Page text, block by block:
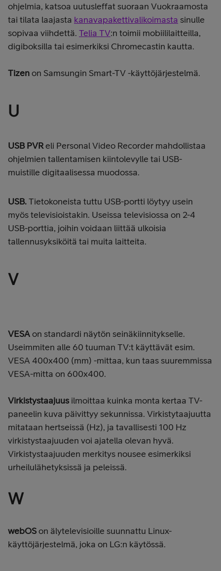
ohjelmia, katsoa uutusleffat suoraan Vuokraamosta
tai tilata laajasta kanavapakettivalikoimasta sinulle
sopivaa viihdettä. Telia TV:n toimii mobiililaitteilla,
digiboksilla tai esimerkiksi Chromecastin kautta.
Tizenon Samsungin Smart-TV -käyttöjärjestelmä.
U
USB PVReli Personal Video Recorder mahdollistaa
ohjelmien tallentamisen kiintolevylle tai USB-
muistille digitaalisessa muodossa.
USB.Tietokoneista tuttu USB-portti löytyy usein
myös televisioistakin. Useissa televisiossa on 2-4
USB-porttia, joihin voidaan liittää ulkoisia
tallennusyksiköitä tai muita laitteita.
V
VESAon standardi näytön seinäkiinnitykselle.
Useimmiten alle 60 tuuman TV:t käyttävät esim.
VESA 400x400 (mm) -mittaa, kun taas suuremmissa
VESA-mitta on 600x400.
Virkistystaajuus ilmoittaa kuinka monta kertaa TV-
paneelin kuva päivittyy sekunnissa. Virkistytaajuutta
mitataan hertseissä (Hz), ja tavallisesti 100 Hz
virkistystaajuuden voi ajatella olevan hyvä.
Virkistystaajuuden merkitys nousee esimerkiksi
urheilulähetyksissä ja peleissä.
W
webOSon älytelevisioille suunnattu Linux-
käyttöjärjestelmä, joka on LG:n käytössä.